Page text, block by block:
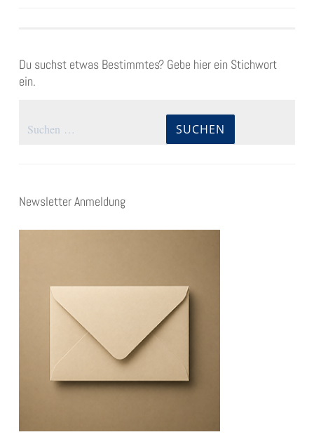
Du suchst etwas Bestimmtes? Gebe hier ein Stichwort
ein.
nach:
Newsletter Anmeldung